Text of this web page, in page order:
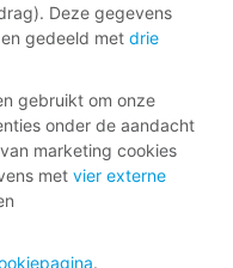
Deze gegevens
gedeeld met drie
gebruikt om onze
onder de aandacht
marketing cookies
met vier externe
.